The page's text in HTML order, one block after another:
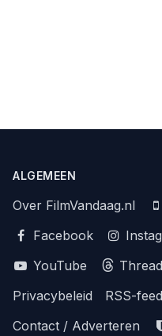
ALGEMEEN
Over FilmVandaag.nl
Facebook
YouTube
Privacybeleid
RSS-
Contact / Adverteren